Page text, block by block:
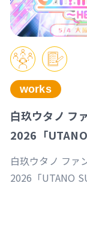
works
白玖ウタノ フ
2026「
FANS」福岡公
白玖ウタノ ファ
2026「UTANO